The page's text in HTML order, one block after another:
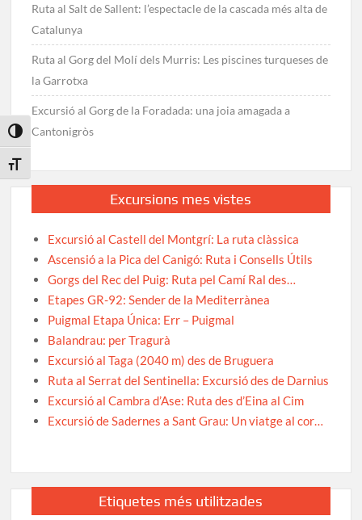
Toggle High Contrast
Toggle Font size
Ruta al Salt de Sallent: l’espectacle de la cascada més alta de
Catalunya
Ruta al Gorg del Molí dels Murris: Les piscines turqueses de
la Garrotxa
Excursió al Gorg de la Foradada: una joia amagada a
Cantonigròs
Excursions mes vistes
Excursió al Castell del Montgrí: La ruta clàssica
Ascensió a la Pica del Canigó: Ruta i Consells Útils
Gorgs del Rec del Puig: Ruta pel Camí Ral des…
Etapes GR-92: Sender de la Mediterrànea
Puigmal Etapa Única: Err – Puigmal
Balandrau: per Tragurà
Excursió al Taga (2040 m) des de Bruguera
Ruta al Serrat del Sentinella: Excursió des de Darnius
Excursió al Cambra d’Ase: Ruta des d’Eina al Cim
Excursió de Sadernes a Sant Grau: Un viatge al cor…
Etiquetes més utilitzades